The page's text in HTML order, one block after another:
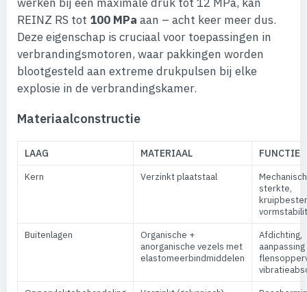
REINZ RS tot 100 MPa aan – acht keer meer dus.
Deze eigenschap is cruciaal voor toepassingen in
verbrandingsmotoren, waar pakkingen worden
blootgesteld aan extreme drukpulsen bij elke
explosie in de verbrandingskamer.
Materiaalconstructie
LAAG MATERIAAL FUNCTIE
Kern Verzinkt plaatstaal
sterkte,
Buitenlagen
Organische +
anorganische vezels met
elastomeerbindmiddelen
Afdichting,
aanpassing